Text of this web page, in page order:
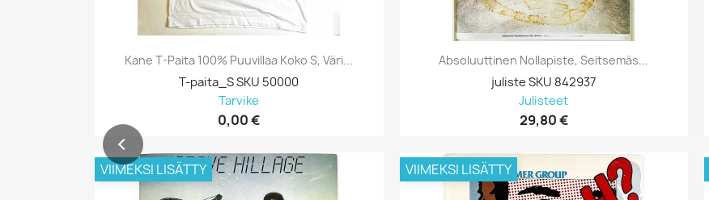
Kane T-Paita 100% Puuvillaa Koko S, Väri...
T-paita_S SKU 50000
Tarvike
0,00 €
VIIMEKSI LISÄTTY
Absoluuttinen Nollapiste, Seitsemäs...
juliste SKU 842937
Julisteet
29,80 €
VIIMEKSI LISÄTTY